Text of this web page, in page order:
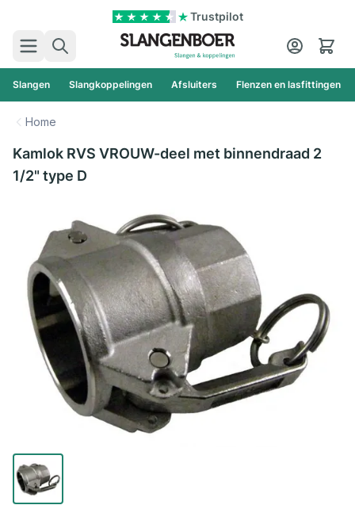
Trustpilot
Zoek
Cart
Slangen Slangkoppelingen Afsluiters Flenzen en lasfittingen
Home
Kamlok RVS VROUW-deel met binnendraad 2
1/2" type D